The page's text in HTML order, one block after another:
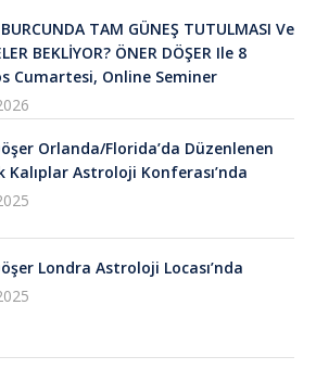
TAM GÜNEŞ TUTULMASI Ve
BEKLİYOR? ÖNER DÖŞER Ile 8
Cumartesi, Online Seminer
Orlanda/Florida’da Düzenlenen
Kalıplar Astroloji Konferası’nda
Londra Astroloji Locası’nda